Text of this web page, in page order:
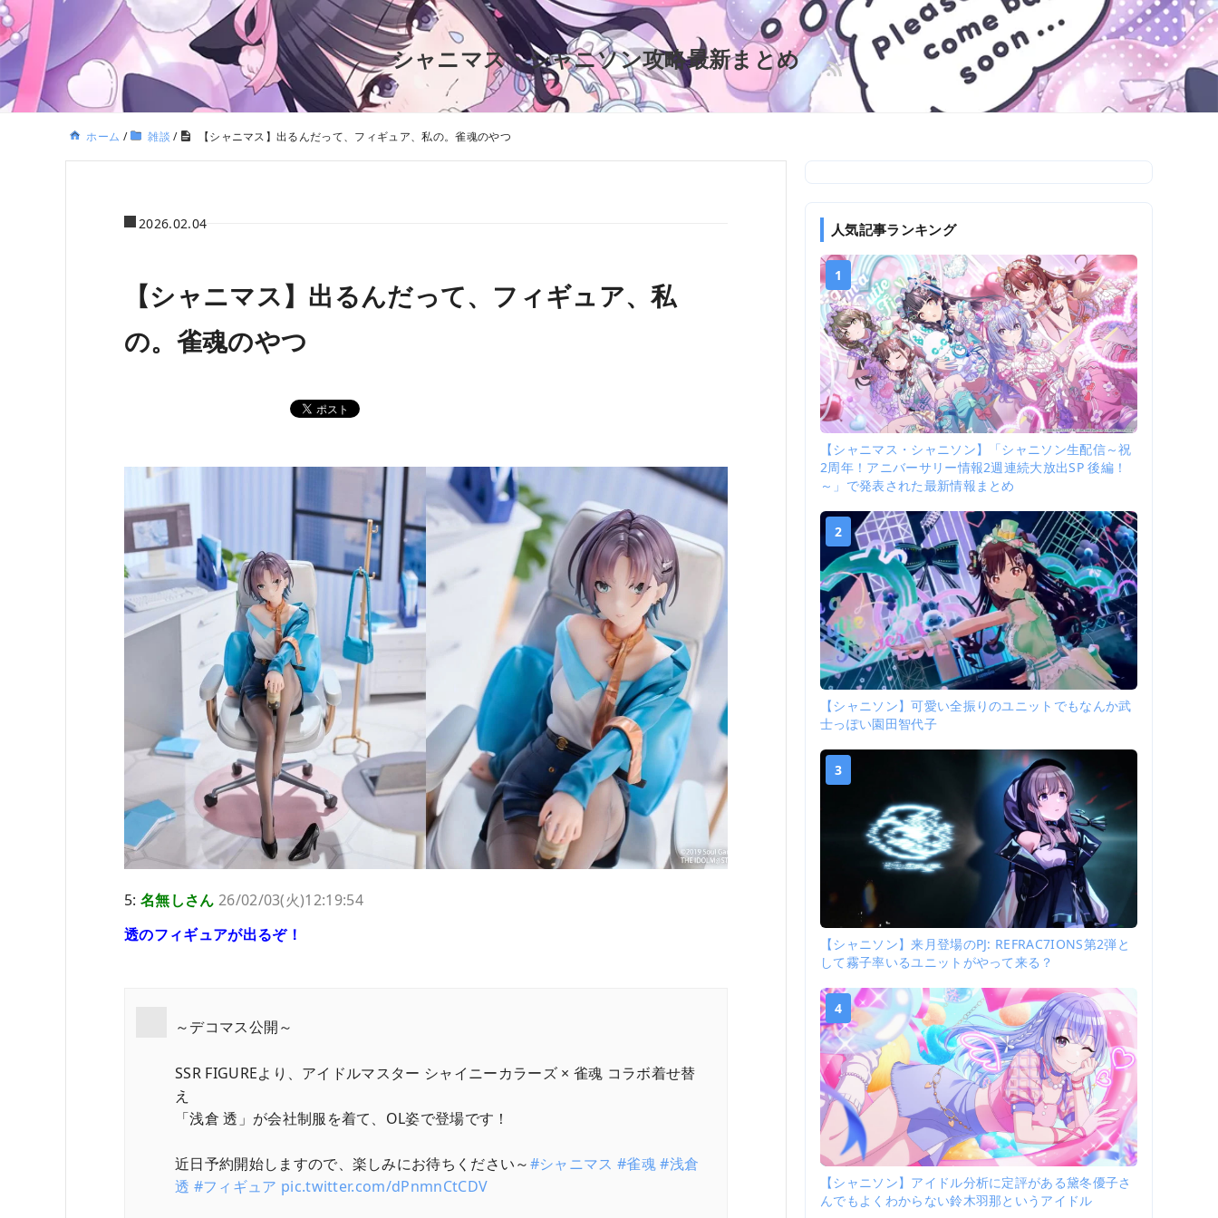
シャニマス・シャニソン攻略最新まとめ
ホーム / 雑談 / 【シャニマス】出るんだって、フィギュア、私の。雀魂のやつ
2026.02.04
【シャニマス】出るんだって、フィギュア、私
の。雀魂のやつ
5: 名無しさん 26/02/03(火)12:19:54
透のフィギュアが出るぞ！
～デコマス公開～
SSR FIGUREより、アイドルマスター シャイニーカラーズ × 雀魂 コラボ着せ替
え
「浅倉 透」が会社制服を着て、OL姿で登場です！
近日予約開始しますので、楽しみにお待ちください～#シャニマス #雀魂#浅倉
透 #フィギュア pic.twitter.com/dPnmnCtCDV
人気記事ランキング
1
【シャニマス・シャニソン】「シャニソン生配信～祝
2周年！アニバーサリー情報2週連続大放出SP 後編！
～」で発表された最新情報まとめ
2
【シャニソン】可愛い全振りのユニットでもなんか武
士っぽい園田智代子
3
【シャニソン】来月登場のPJ: REFRAC7IONS第2弾と
して霧子率いるユニットがやって来る？
4
【シャニソン】アイドル分析に定評がある黛冬優子さ
んでもよくわからない鈴木羽那というアイドル